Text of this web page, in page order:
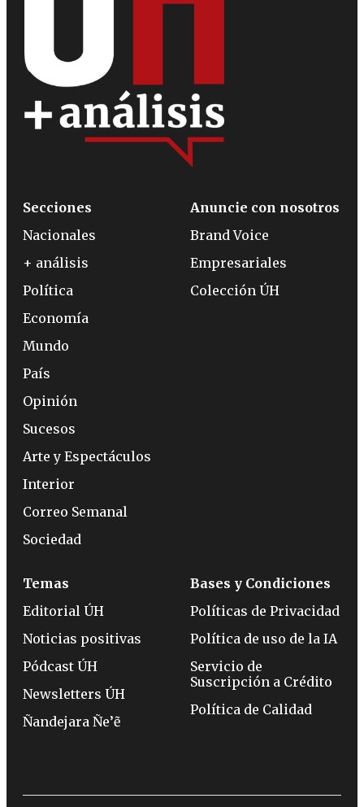
Secciones
Nacionales
+ análisis
Política
Economía
Mundo
País
Opinión
Sucesos
Arte y Espectáculos
Interior
Correo Semanal
Sociedad
Anuncie con nosotros
Brand Voice
Empresariales
Colección ÚH
Temas
Editorial ÚH
Noticias positivas
Pódcast ÚH
Newsletters ÚH
Ñandejara Ñe’ẽ
Bases y Condiciones
Políticas de Privacidad
Política de uso de la IA
Servicio de
Suscripción a Crédito
Política de Calidad